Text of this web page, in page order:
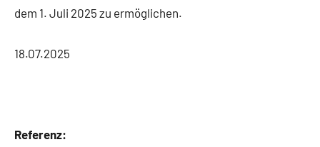
dem 1. Juli 2025 zu ermöglichen.
18.07.2025
Referenz: